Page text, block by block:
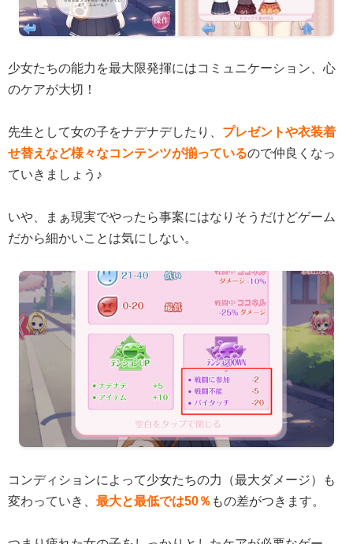
少女たちの能力を最大限発揮にはコミュニケーション、心
のケアが大切！
先生として女の子をナデナデしたり、 プレゼントや衣装着
せ替えなど様々なコンテンツが揃っているので仲良くなっ
ていきましょう♪
いや、まぁ現実でやったら事案にはなりそうだけどゲーム
だから細かいことは気にしない。
コンディションによって少女たちの力（最大ダメージ）も
変わっていき、 最大と最低では50％ もの差がつきます。